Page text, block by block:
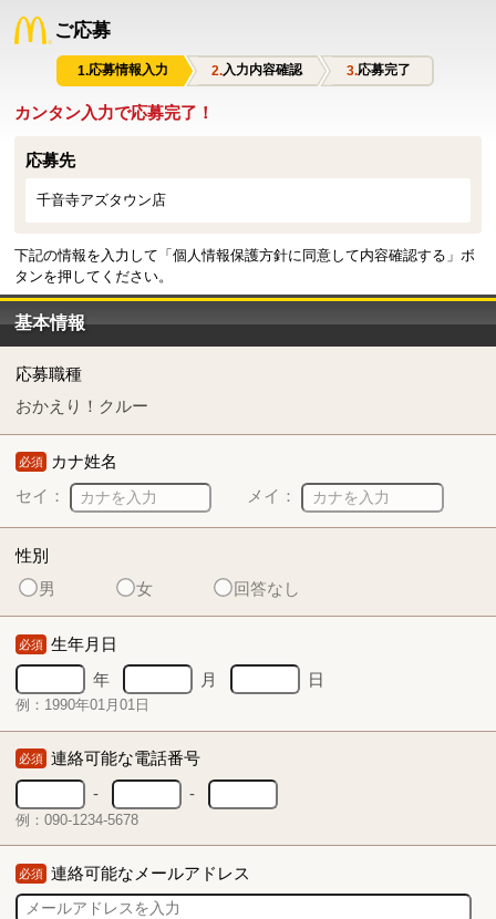
ご応募
応募情報入力 入力内容確認 応募完了
カンタン入力で応募完了！
応募先
千音寺アズタウン店
下記の情報を入力して「個人情報保護方針に同意して内容確認する」ボ
タンを押してください。
基本情報
応募職種
おかえり！クルー
必須 カナ姓名
セイ：
メイ：
性別
男
女 回答なし
必須 生年月日
年
月 日
例：1990年01月01日
必須 連絡可能な電話番号
-
-
例：090-1234-5678
必須 連絡可能なメールアドレス